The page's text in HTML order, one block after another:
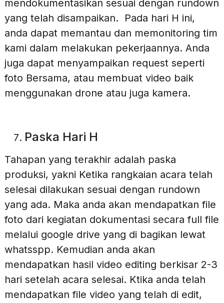
mendokumentasikan sesuai dengan rundown
yang telah disampaikan. Pada hari H ini,
anda dapat memantau dan memonitoring tim
kami dalam melakukan pekerjaannya. Anda
juga dapat menyampaikan request seperti
foto Bersama, atau membuat video baik
menggunakan drone atau juga kamera.
Paska Hari H
Tahapan yang terakhir adalah paska
produksi, yakni Ketika rangkaian acara telah
selesai dilakukan sesuai dengan rundown
yang ada. Maka anda akan mendapatkan file
foto dari kegiatan dokumentasi secara full file
melalui google drive yang di bagikan lewat
whatsspp. Kemudian anda akan
mendapatkan hasil video editing berkisar 2-3
hari setelah acara selesai. Ktika anda telah
mendapatkan file video yang telah di edit,